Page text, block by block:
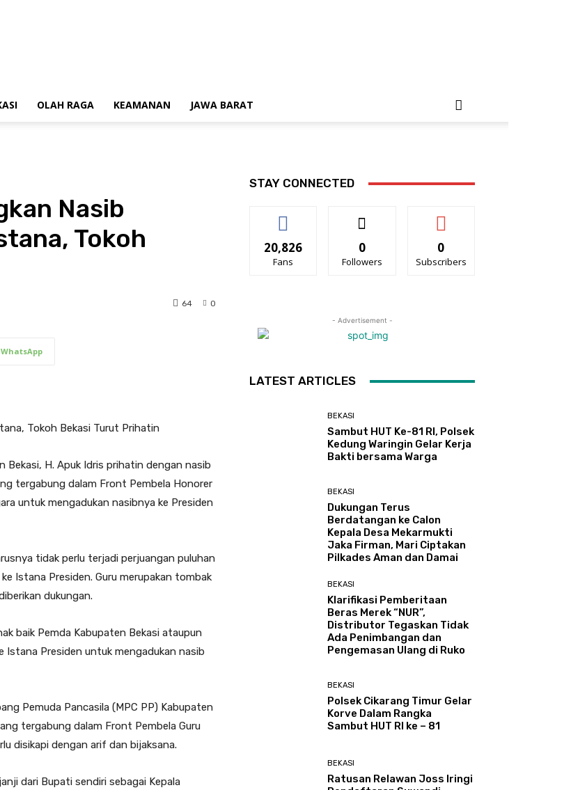
OLAH RAGA KEAMANAN JAWA BARAT
Nasib
Tokoh
0
64
WhatsApp
Tokoh Bekasi Turut Prihatin
Bekasi, H. Apuk Idris prihatin dengan nasib
tergabung dalam Front Pembela Honorer
untuk mengadukan nasibnya ke Presiden
tidak perlu terjadi perjuangan puluhan
Istana Presiden. Guru merupakan tombak
dukungan.
baik Pemda Kabupaten Bekasi ataupun
Presiden untuk mengadukan nasib
Pemuda Pancasila (MPC PP) Kabupaten
tergabung dalam Front Pembela Guru
disikapi dengan arif dan bijaksana.
dari Bupati sendiri sebagai Kepala
STAY CONNECTED
20,826
Fans
0
Followers
0
Subscribers
- Advertisement -
LATEST ARTICLES
BEKASI
Sambut HUT Ke-81 RI, Polsek
Kedung Waringin Gelar Kerja
Bakti bersama Warga
BEKASI
Dukungan Terus
Berdatangan ke Calon
Kepala Desa Mekarmukti
Jaka Firman, Mari Ciptakan
Pilkades Aman dan Damai
BEKASI
Klarifikasi Pemberitaan
Beras Merek “NUR”,
Distributor Tegaskan Tidak
Ada Penimbangan dan
Pengemasan Ulang di Ruko
BEKASI
Polsek Cikarang Timur Gelar
Korve Dalam Rangka
Sambut HUT RI ke – 81
BEKASI
Ratusan Relawan Joss Iringi